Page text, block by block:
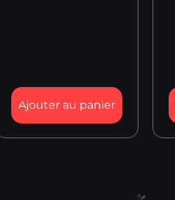
Ajouter au panier